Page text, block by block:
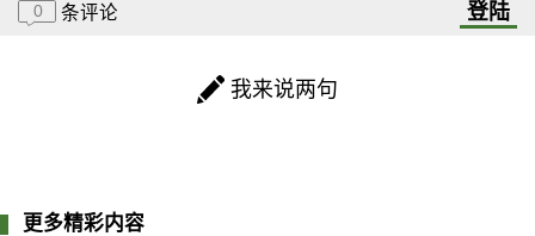
0 条评论 登陆
我来说两句
更多精彩内容